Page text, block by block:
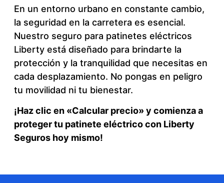
En un entorno urbano en constante cambio,
la seguridad en la carretera es esencial.
Nuestro seguro para patinetes eléctricos
Liberty está diseñado para brindarte la
protección y la tranquilidad que necesitas en
cada desplazamiento. No pongas en peligro
tu movilidad ni tu bienestar.
¡Haz clic en «Calcular precio» y comienza a
proteger tu patinete eléctrico con Liberty
Seguros hoy mismo!